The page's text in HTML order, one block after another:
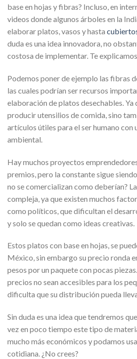
base en hojas y fibras? Incluso, en
videos donde algunos árboles en la
elaborar platos, vasos y hasta
duda es una idea innovadora, no
costosa de implementar. Te
Podemos poner de ejemplo las fibras
las cuales podrían ser recursos
elaboración de platos desechables. Ya
producir utensilios de comida, sino
artículos útiles para el ser humano con
ambiental.
Hay muchos proyectos
premios, pero la constante sigue
no se comercializan como deberían?
compleja, ya que existen muchos
como políticos, que dificultan el
y solo se quedan como ideas creativas.
Estos platos con base en hojas, se
México, sin embargo su precio ronda
pesos por un paquete con pocas
precios no sean accesibles para los
dificulta que su distribución pueda
Sin duda es una idea que tendremos
vez en poco tiempo este tipo de
mucho más económicos y podamos
cotidiana. ¿No crees?